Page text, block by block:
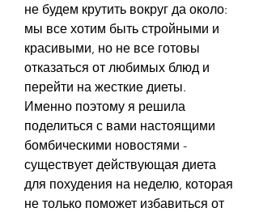
не будем крутить вокруг да около:
мы все хотим быть стройными и
красивыми, но не все готовы
отказаться от любимых блюд и
перейти на жесткие диеты.
Именно поэтому я решила
поделиться с вами настоящими
бомбическими новостями -
существует действующая диета
для похудения на неделю, которая
не только поможет избавиться от